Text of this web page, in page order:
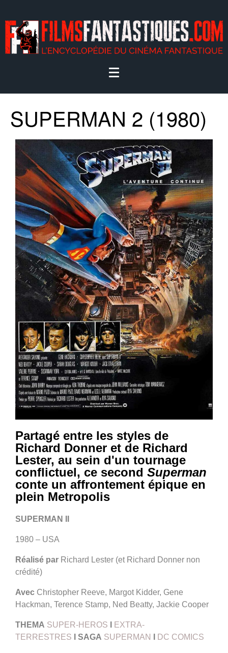
SUPERMAN 2 (1980)
Partagé entre les styles de
Richard Donner et de Richard
Lester, au sein d'un tournage
conflictuel, ce second Superman
conte un affrontement épique en
plein Metropolis
SUPERMAN II
1980 – USA
Réalisé par Richard Lester (et Richard Donner non
crédité)
Avec Christopher Reeve, Margot Kidder, Gene
Hackman, Terence Stamp, Ned Beatty, Jackie Cooper
THEMA SUPER-HEROS
EXTRA-
TERRESTRES
SAGA SUPERMAN DC COMICS